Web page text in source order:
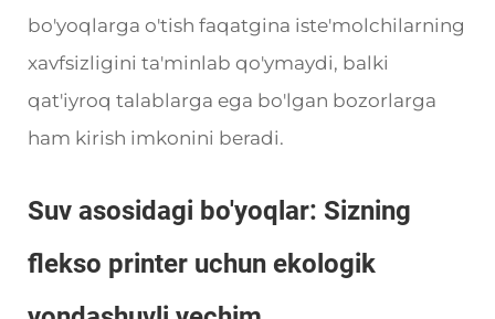
bo'yoqlarga o'tish faqatgina iste'molchilarning
xavfsizligini ta'minlab qo'ymaydi, balki
qat'iyroq talablarga ega bo'lgan bozorlarga
ham kirish imkonini beradi.
Suv asosidagi bo'yoqlar: Sizning
flekso printer uchun ekologik